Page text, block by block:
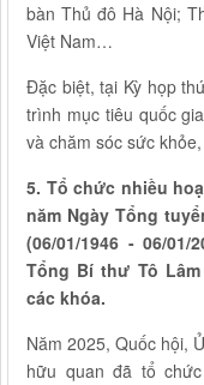
bàn Thủ đô Hà Nội;
Việt Nam…
Đặc biệt, tại Kỳ họp
trình mục tiêu quốc
và chăm sóc sức
5. Tổ chức nhiều
năm Ngày Tổng
(06/01/1946 - 06/
Tổng Bí thư Tô
các khóa.
Năm 2025, Quốc hội,
hữu quan đã tổ